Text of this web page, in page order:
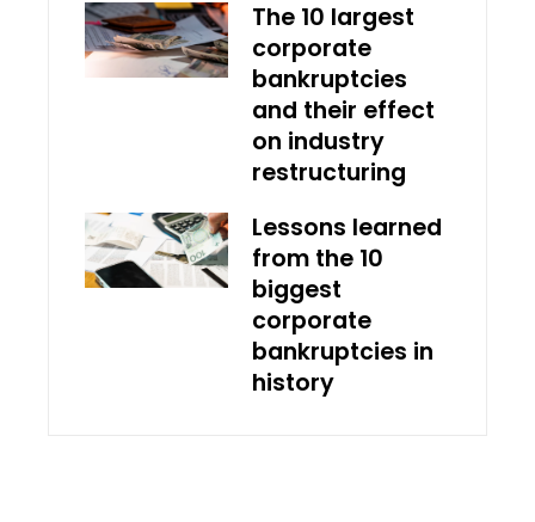
The 10 largest
corporate
bankruptcies
and their effect
on industry
restructuring
Lessons learned
from the 10
biggest
corporate
bankruptcies in
history